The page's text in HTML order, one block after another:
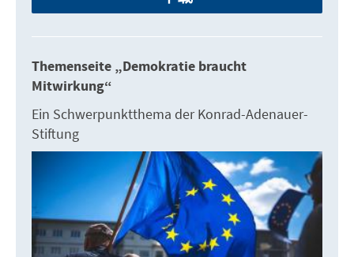
Themenseite „Demokratie braucht
Mitwirkung“
Ein Schwerpunktthema der Konrad-Adenauer-
Stiftung